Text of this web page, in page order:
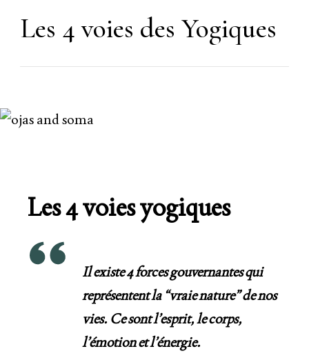
Les 4 voies des Yogiques
Les 4 voies yogiques
Il existe 4 forces gouvernantes qui
représentent la “vraie nature” de nos
vies. Ce sont l’esprit, le corps,
l’émotion et l’énergie.